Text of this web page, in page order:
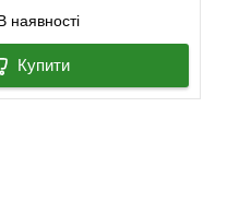
наявності
Купити